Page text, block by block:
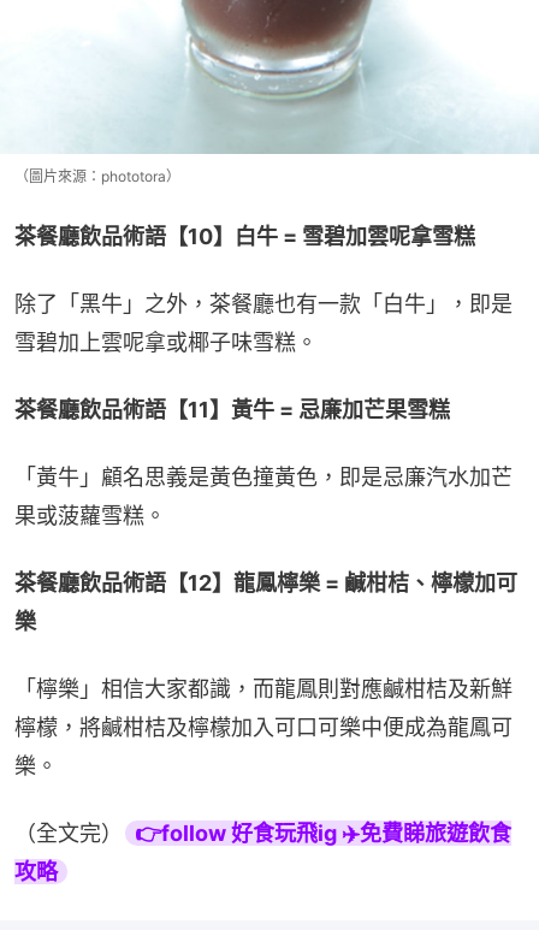
（圖片來源：phototora）
茶餐廳飲品術語【10】白牛 = 雪碧加雲呢拿雪糕
除了「黑牛」之外，茶餐廳也有一款「白牛」，即是
雪碧加上雲呢拿或椰子味雪糕。
茶餐廳飲品術語【11】黃牛 = 忌廉加芒果雪糕
「黃牛」顧名思義是黃色撞黃色，即是忌廉汽水加芒
果或菠蘿雪糕。
茶餐廳飲品術語【12】龍鳳檸樂 = 鹹柑桔、檸檬加可
樂
「檸樂」相信大家都識，而龍鳳則對應鹹柑桔及新鮮
檸檬，將鹹柑桔及檸檬加入可口可樂中便成為龍鳳可
樂。
（全文完）
👉follow 好食玩飛ig ✈️免費睇旅遊飲食
攻略